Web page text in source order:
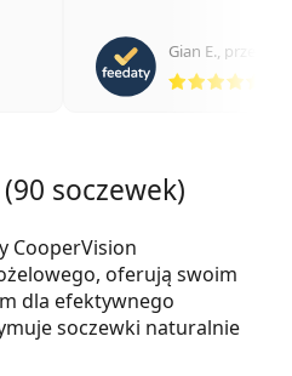
Gian E., przed 5
soczewek)
CooperVision
oferują swoim
dla efektywnego
soczewki naturalnie